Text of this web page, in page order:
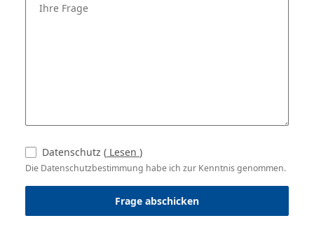
Ihre Frage
Die Datenschutzbestimmung habe ich zur Kenntnis genommen.
Datenschutz ( Lesen )
Frage abschicken